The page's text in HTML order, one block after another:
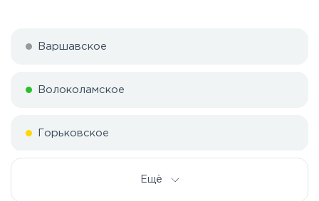
Варшавское
Волоколамское
Горьковское
Ещё